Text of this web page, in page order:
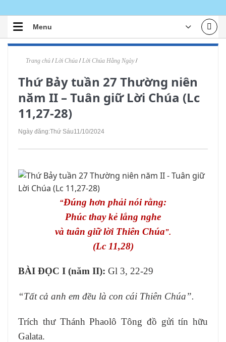
to
content
Menu
TRANG CHỦ
ĐOÀN THỂ
ÁI TÍN
ĐÀO TẠO
LỜI CHÚA
VĂN HOÁ NGHỆ THUẬT
TƯ LIỆU
Trang chủ /Lời Chúa /Lời Chúa Hằng Ngày/
Thứ Bảy tuần 27 Thường niên
năm II – Tuân giữ Lời Chúa (Lc
11,27-28)
Ngày đăng:Thứ Sáu11/10/2024
“Đúng hơn phải nói rằng:
Phúc thay kẻ lắng nghe
và tuân giữ lời Thiên Chúa”.
(Lc 11,28)
BÀI ĐỌC I (năm II): Gl 3, 22-29
“Tất cả anh em đều là con cái Thiên Chúa”.
Trích thư Thánh Phaolô Tông đồ gửi tín hữu
Galata.